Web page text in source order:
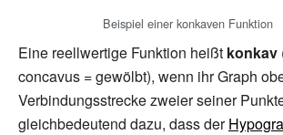
Beispiel einer konkaven Funktion
Eine reellwertige Funktion heißt konkav
concavus = gewölbt), wenn ihr Graph
Verbindungsstrecke zweier seiner
gleichbedeutend dazu, dass der